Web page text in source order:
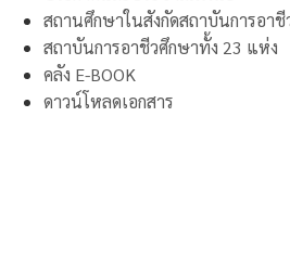
สถานศึกษาในสังกัดสถาบันการอาชี
สถาบันการอาชีวศึกษาทั้ง 23 แห่ง
คลัง E-BOOK
ดาวน์โหลดเอกสาร